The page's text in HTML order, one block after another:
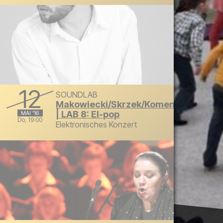
12
MAI '16
Do, 19:00
Donnerstag, 12. Mai 2016 um 19:00
SOUNDLAB
Makowiecki/Skrzek/Komendarek/
| LAB 8: El-pop
Elektronisches Konzert